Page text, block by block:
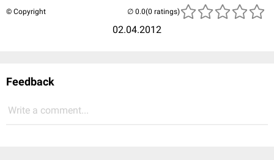
© Copyright
02.04.2012
(0 ratings)
Feedback
Write a comment...